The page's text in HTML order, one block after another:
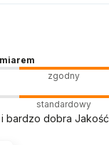
zgodny
standardowy
i bardzo dobra Jakość